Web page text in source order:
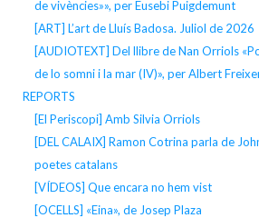
de vivències»», per Eusebi Puigdemunt
[ART] L’art de Lluís Badosa. Juliol de 2026
[AUDIOTEXT] Del llibre de Nan Orriols
de lo somni i la mar (IV)», per Albert
REPORTS
[El Periscopi] Amb Silvia Orriols
[DEL CALAIX] Ramon Cotrina parla de
poetes catalans
[VÍDEOS] Que encara no hem vist
[OCELLS] «Eina», de Josep Plaza